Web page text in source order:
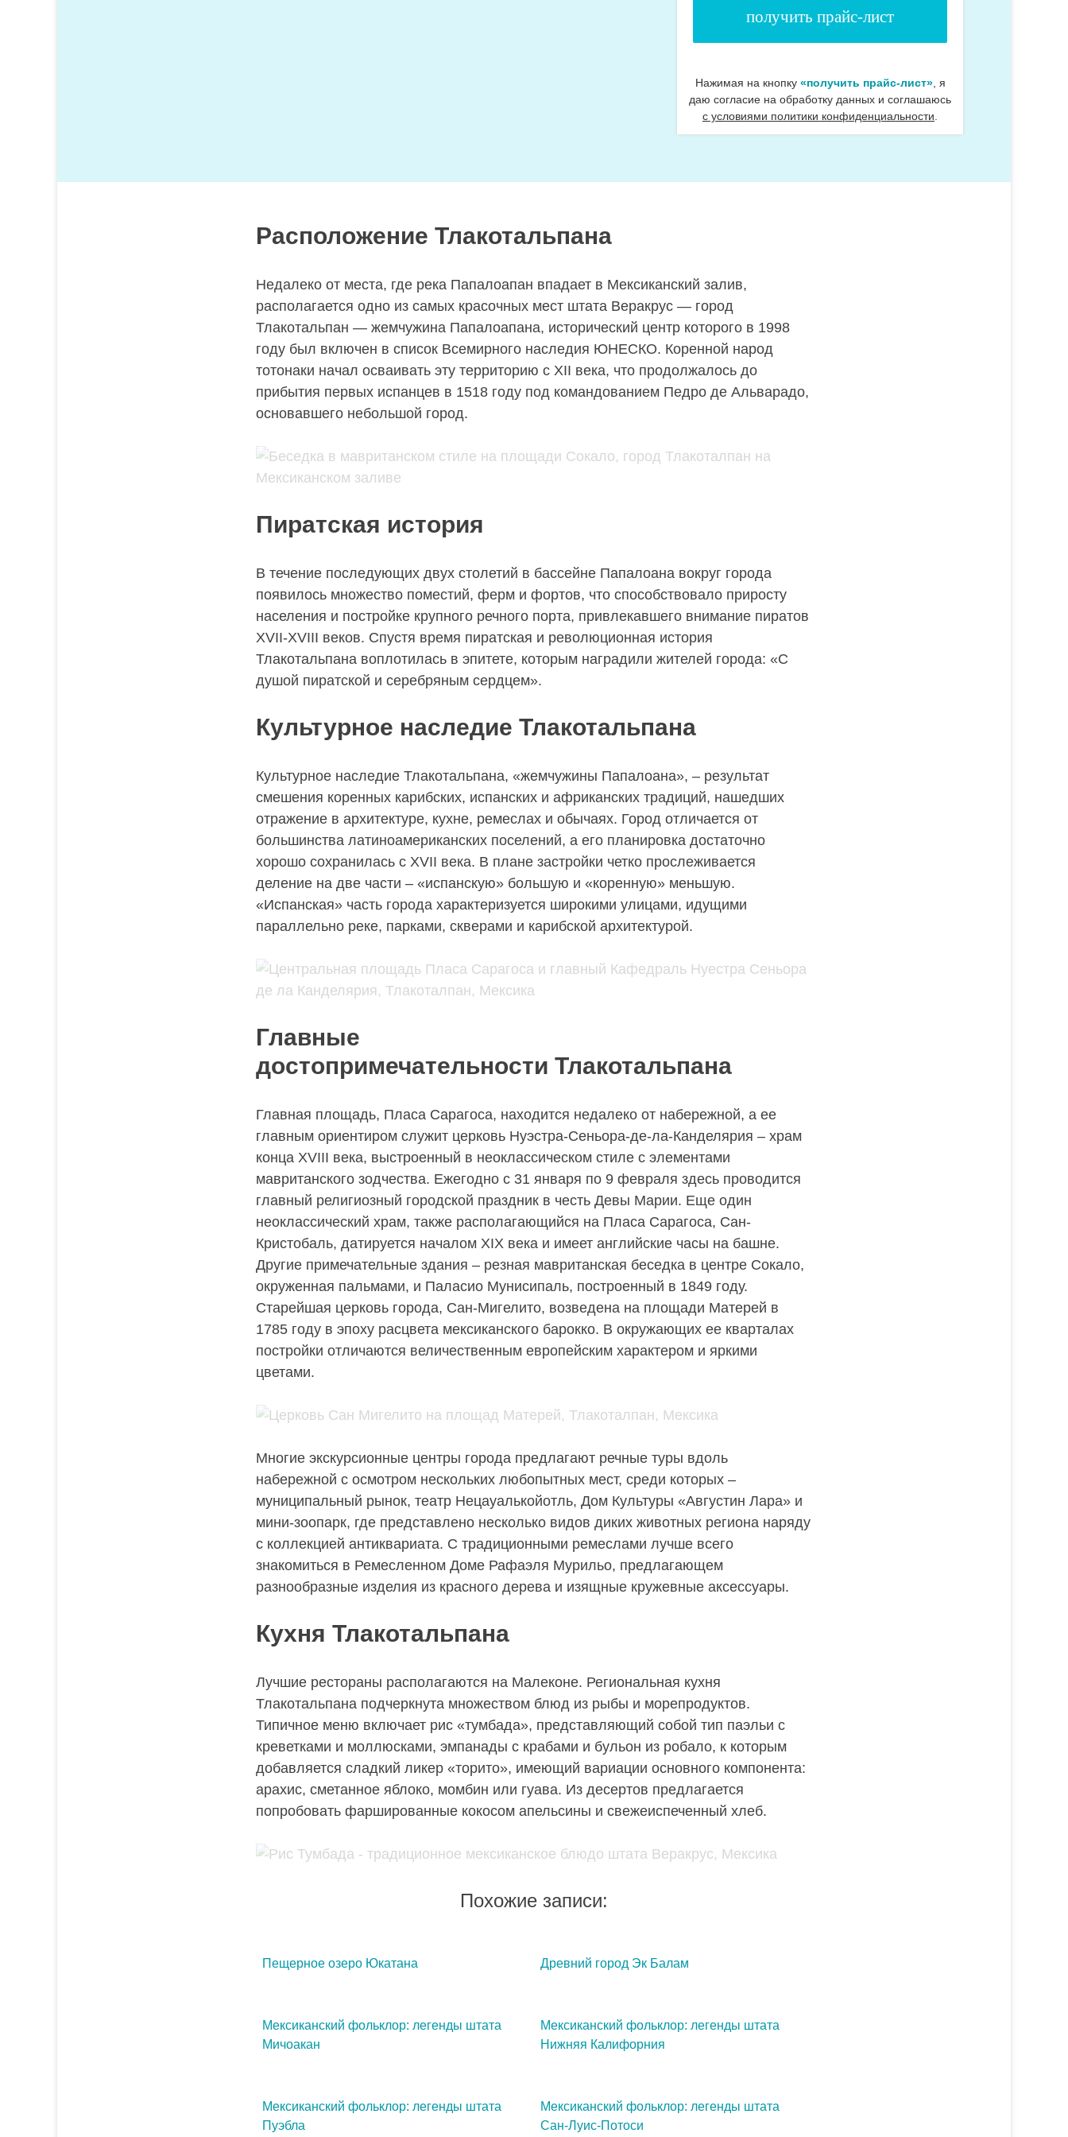
Нажимая на кнопку «получить прайс-лист», я
даю согласие на обработку данных и соглашаюсь
с условиями политики конфиденциальности
Расположение Тлакотальпана
Недалеко от места, где река Папалоапан впадает в Мексиканский залив,
располагается одно из самых красочных мест штата Веракрус — город
Тлакотальпан — жемчужина Папалоапана, исторический центр которого в 1998
году был включен в список Всемирного наследия ЮНЕСКО. Коренной народ
тотонаки начал осваивать эту территорию с XII века, что продолжалось до
прибытия первых испанцев в 1518 году под командованием Педро де Альварадо,
основавшего небольшой город.
Пиратская история
В течение последующих двух столетий в бассейне Папалоана вокруг города
появилось множество поместий, ферм и фортов, что способствовало приросту
населения и постройке крупного речного порта, привлекавшего внимание пиратов
XVII-XVIII веков. Спустя время пиратская и революционная история
Тлакотальпана воплотилась в эпитете, которым наградили жителей города: «С
душой пиратской и серебряным сердцем».
Культурное наследие Тлакотальпана
Культурное наследие Тлакотальпана, «жемчужины Папалоана», – результат
смешения коренных карибских, испанских и африканских традиций, нашедших
отражение в архитектуре, кухне, ремеслах и обычаях. Город отличается от
большинства латиноамериканских поселений, а его планировка достаточно
хорошо сохранилась с XVII века. В плане застройки четко прослеживается
деление на две части – «испанскую» большую и «коренную» меньшую.
«Испанская» часть города характеризуется широкими улицами, идущими
параллельно реке, парками, скверами и карибской архитектурой.
Главные
достопримечательности Тлакотальпана
Главная площадь, Пласа Сарагоса, находится недалеко от набережной, а ее
главным ориентиром служит церковь Нуэстра-Сеньора-де-ла-Канделярия – храм
конца XVIII века, выстроенный в неоклассическом стиле с элементами
мавританского зодчества. Ежегодно с 31 января по 9 февраля здесь проводится
главный религиозный городской праздник в честь Девы Марии. Еще один
неоклассический храм, также располагающийся на Пласа Сарагоса, Сан-
Кристобаль, датируется началом XIX века и имеет английские часы на башне.
Другие примечательные здания – резная мавританская беседка в центре Сокало,
окруженная пальмами, и Паласио Мунисипаль, построенный в 1849 году.
Старейшая церковь города, Сан-Мигелито, возведена на площади Матерей в
1785 году в эпоху расцвета мексиканского барокко. В окружающих ее кварталах
постройки отличаются величественным европейским характером и яркими
цветами.
Многие экскурсионные центры города предлагают речные туры вдоль
набережной с осмотром нескольких любопытных мест, среди которых –
муниципальный рынок, театр Нецауалькойотль, Дом Культуры «Августин Лара» и
мини-зоопарк, где представлено несколько видов диких животных региона наряду
с коллекцией антиквариата. С традиционными ремеслами лучше всего
знакомиться в Ремесленном Доме Рафаэля Мурильо, предлагающем
разнообразные изделия из красного дерева и изящные кружевные аксессуары.
Кухня Тлакотальпана
Лучшие рестораны располагаются на Малеконе. Региональная кухня
Тлакотальпана подчеркнута множеством блюд из рыбы и морепродуктов.
Типичное меню включает рис «тумбада», представляющий собой тип паэльи с
креветками и моллюсками, эмпанады с крабами и бульон из робало, к которым
добавляется сладкий ликер «торито», имеющий вариации основного компонента:
арахис, сметанное яблоко, момбин или гуава. Из десертов предлагается
попробовать фаршированные кокосом апельсины и свежеиспеченный хлеб.
Похожие записи:
Пещерное озеро Юкатана Древний город Эк Балам
Мексиканский фольклор: легенды штата
Мичоакан
Мексиканский фольклор: легенды штата
Нижняя Калифорния
Мексиканский фольклор: легенды штата
Пуэбла
Мексиканский фольклор: легенды штата
Сан-Луис-Потоси